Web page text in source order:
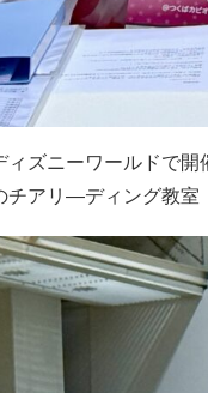
ィズニーワールドで
チアリ―ディング